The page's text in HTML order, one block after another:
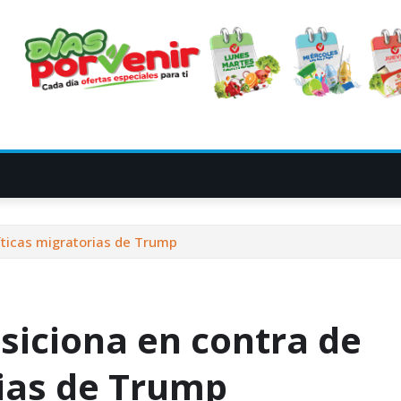
migratorias de Trump
en contra de
de Trump